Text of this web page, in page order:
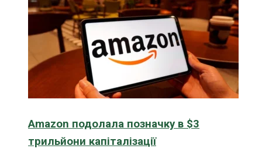
Amazon подолала позначку в $3
трильйони капіталізації